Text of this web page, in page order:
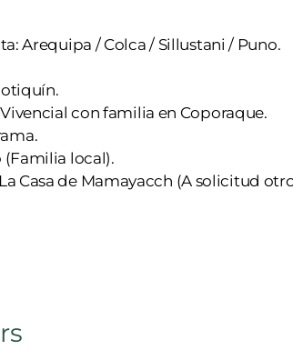
Arequipa / Colca / Sillustani / Puno.
con familia en Coporaque.
(Familia local).
Casa de Mamayacch (A solicitud